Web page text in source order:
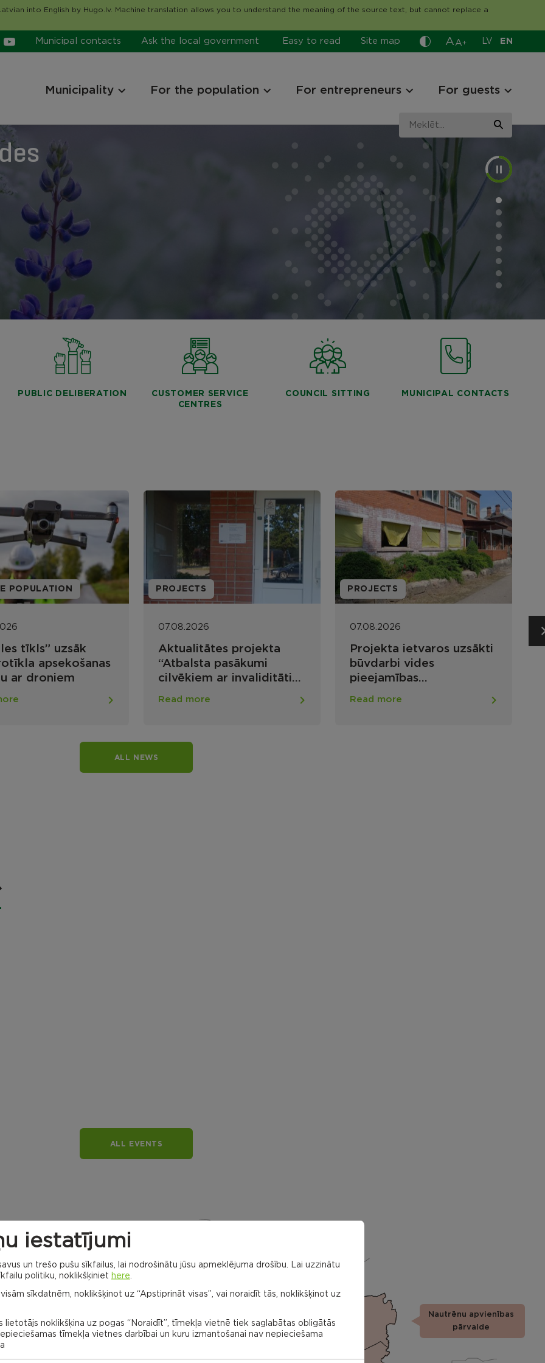
into English by Hugo.lv. Machine translation allows you to understand the meaning of the source text, but cannot replace a
Municipal contacts Ask the local government Easy to read Site map A A+ LV EN
Municipality For the population For entrepreneurs For guests
PUBLIC DELIBERATION
CUSTOMER SERVICE
CENTRES
COUNCIL SITTING MUNICIPAL CONTACTS
projekta
pasākumi
ar invaliditāti
infrastruktūras vides
more
PROJECTS
07.08.2026
Projekta ietvaros uzsākti
būvdarbi vides
pieejamības
apvienības pārvaldes ēkā
Read more
SOCIAL DEPARTMENT
07.08.2026
Noslēdzies Rēzeknes
novada 2026. gada
sociālās jomas projektu
Read more
ALL NEWS
ALL EVENTS
Dricānu apvienības
Nautrēnu apvienības
pārvalde
Naglu civil
pagasts,
Rēzeknes
novads
Nautrenu
iestatījumi
un trešo pušu sīkfailus, lai nodrošinātu jūsu apmeklējuma drošību. Lai uzzinātu
politiku, noklikšķiniet here
sīkdatnēm, noklikšķinot uz “Apstiprināt visas”, vai noraidīt tās, noklikšķinot uz
lietotājs noklikšķina uz pogas “Noraidīt”, tīmekļa vietnē tiek saglabātas obligātās
tīmekļa vietnes darbībai un kuru izmantošanai nav nepieciešama